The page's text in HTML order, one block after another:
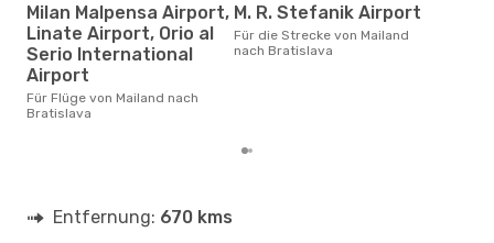
Milan Malpensa Airport,
Linate Airport, Orio al
Serio International
Airport
Für Flüge von Mailand nach
Bratislava
M. R. Stefanik Airport
Für die Strecke von Mailand
nach Bratislava
Entfernung: 670 kms